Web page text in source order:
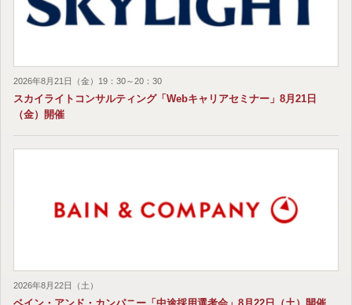
2026年8月21日（金）19：30～20：30
スカイライトコンサルティング「Webキャリアセミナー」8月21日
（金）開催
2026年8月22日（土）